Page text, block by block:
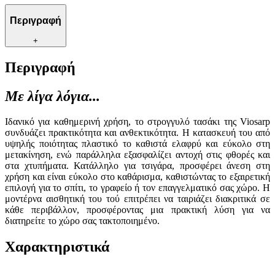
Περιγραφή
+
Περιγραφή
Με λίγα λόγια...
Ιδανικό για καθημερινή χρήση, το στρογγυλό τασάκι της Viosarp
συνδυάζει πρακτικότητα και ανθεκτικότητα. Η κατασκευή του από
υψηλής ποιότητας πλαστικό το καθιστά ελαφρύ και εύκολο στη
μετακίνηση, ενώ παράλληλα εξασφαλίζει αντοχή στις φθορές και
στα χτυπήματα. Κατάλληλο για τσιγάρα, προσφέρει άνεση στη
χρήση και είναι εύκολο στο καθάρισμα, καθιστώντας το εξαιρετική
επιλογή για το σπίτι, το γραφείο ή τον επαγγελματικό σας χώρο. Η
μοντέρνα αισθητική του τού επιτρέπει να ταιριάζει διακριτικά σε
κάθε περιβάλλον, προσφέροντας μια πρακτική λύση για να
διατηρείτε το χώρο σας τακτοποιημένο.
Χαρακτηριστικά